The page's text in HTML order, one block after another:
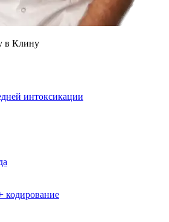
в Клину
интоксикации
кодирование